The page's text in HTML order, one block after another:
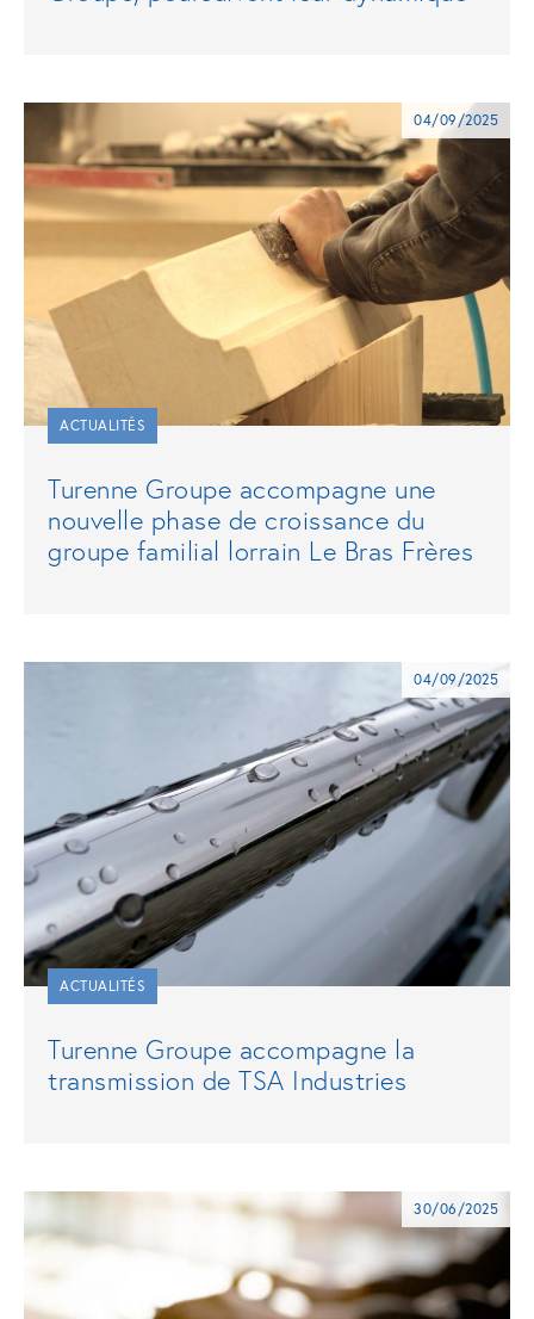
04/09/2025
ACTUALITÉS
Turenne Groupe accompagne une
nouvelle phase de croissance du
groupe familial lorrain Le Bras Frères
04/09/2025
ACTUALITÉS
Turenne Groupe accompagne la
transmission de TSA Industries
30/06/2025